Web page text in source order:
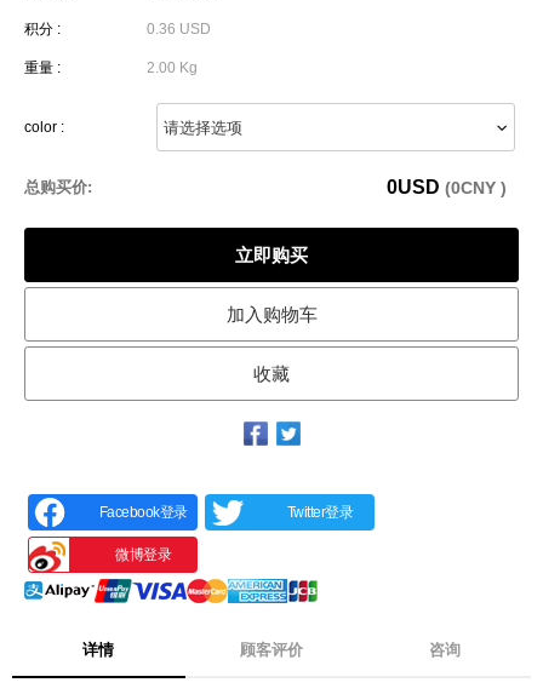
积分 : 0.36 USD
重量 : 2.00 Kg
color :
总购买价: 0USD (0CNY )
立即购买
加入购物车
收藏
Facebook登录 Twitter登录
微博登录
详情 顾客评价 咨询